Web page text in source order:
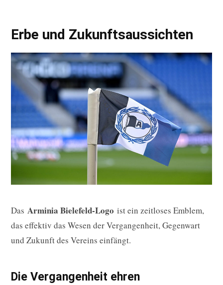
Erbe und Zukunftsaussichten
Das Arminia Bielefeld-Logo ist ein zeitloses Emblem,
das effektiv das Wesen der Vergangenheit, Gegenwart
und Zukunft des Vereins einfängt.
Die Vergangenheit ehren